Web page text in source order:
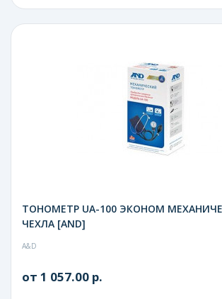
ТОНОМЕТР UA-100 ЭКОНОМ
ЧЕХЛА [AND]
A&D
от 1 057.00 р.